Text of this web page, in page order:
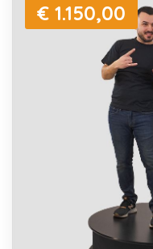
€ 1.150,00